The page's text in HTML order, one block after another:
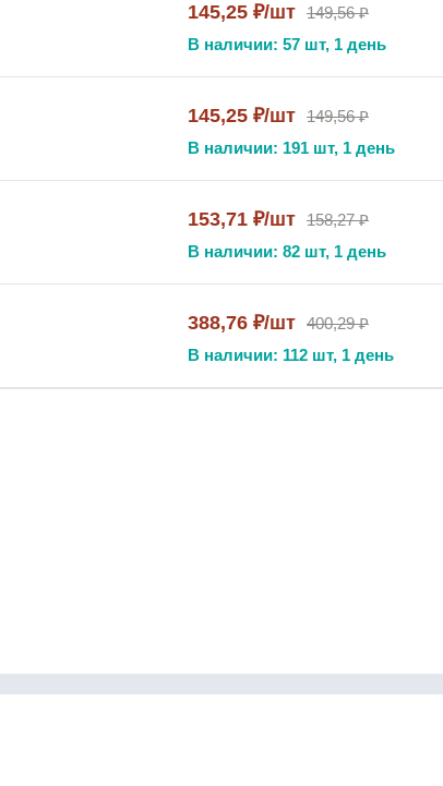
145,25 ₽/шт 149,56 ₽
В наличии: 57 шт, 1 день
145,25 ₽/шт 149,56 ₽
В наличии: 191 шт, 1 день
153,71 ₽/шт 158,27 ₽
В наличии: 82 шт, 1 день
388,76 ₽/шт 400,29 ₽
В наличии: 112 шт, 1 день